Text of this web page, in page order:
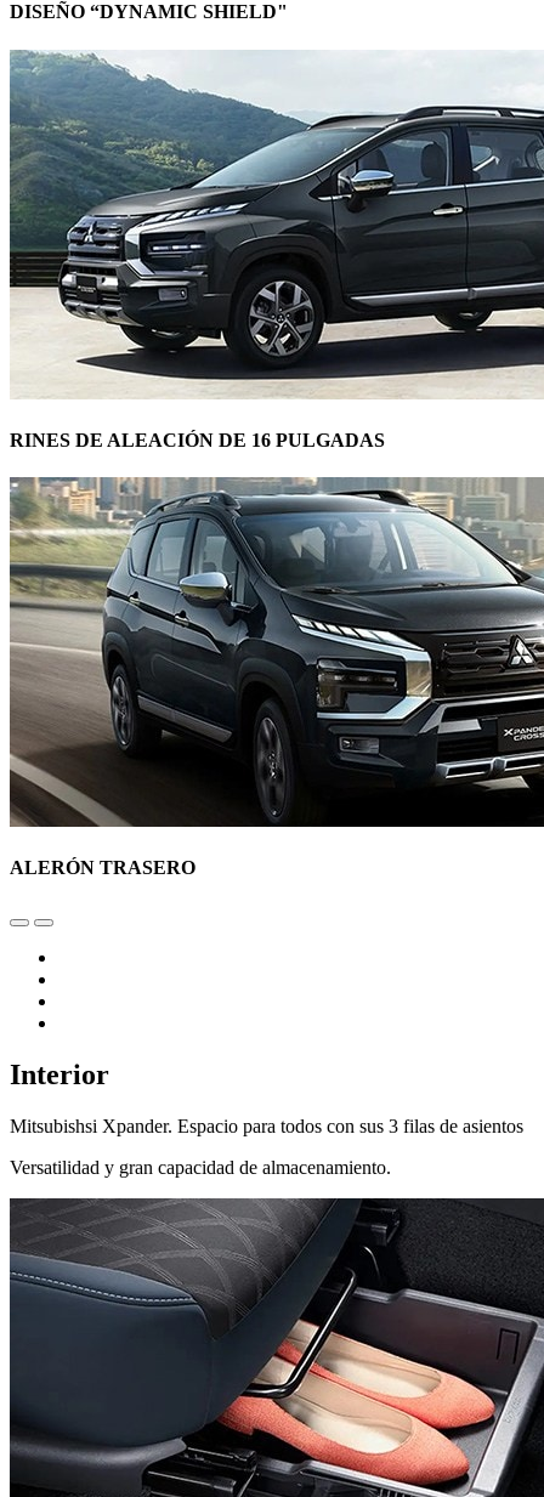
DISEÑO “DYNAMIC SHIELD"
RINES DE ALEACIÓN DE 16 PULGADAS
ALERÓN TRASERO
Interior
Mitsubishsi Xpander. Espacio para todos con sus 3 filas de asientos
Versatilidad y gran capacidad de almacenamiento.